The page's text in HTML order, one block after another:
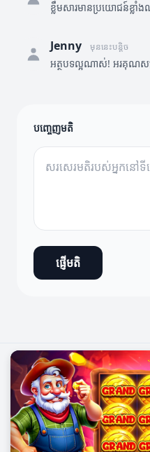
ខ្លឹមសារមានប្រយោជន៍ខ្លាំ
Jenny មុននេះបន្តិច
អត្ថបទល្អណាស់! អរគុណសម្
បញ្ចេញមតិ
ផ្ញើមតិ